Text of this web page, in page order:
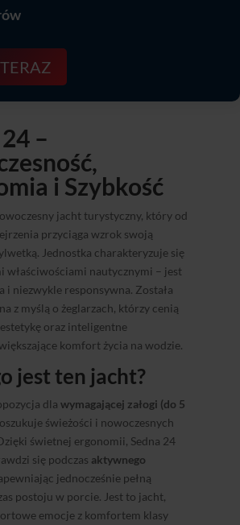
–
i Szybkość
jacht turystyczny, który od
przyciąga wzrok swoją
Jednostka charakteryzuje się
właściwościami nautycznymi – jest
i niezwykle responsywna. Została
z myślą o żeglarzach, którzy cenią
oraz inteligentne
komfort życia na wodzie.
jest ten jacht?
dla wymagającej załogi (do 5
świeżości i nowoczesnych
świetnej ergonomii, Sedna 24
się podczas aktywnego
jednocześnie pełną
postoju w porcie. Jest to jacht,
emocje z komfortem klasy